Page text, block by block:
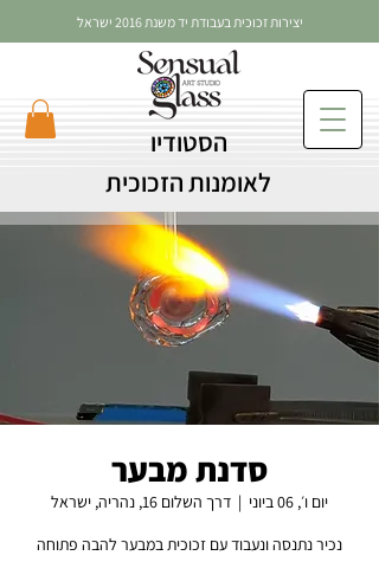
הסטודיו
לאומנות הזכוכית
יצירות זכוכית בעבודת יד משנת 2016 ישראל
סדנת מבער
יום ו׳, 06 ביוני
  |
דרך השלום 16, נהריה, ישראל